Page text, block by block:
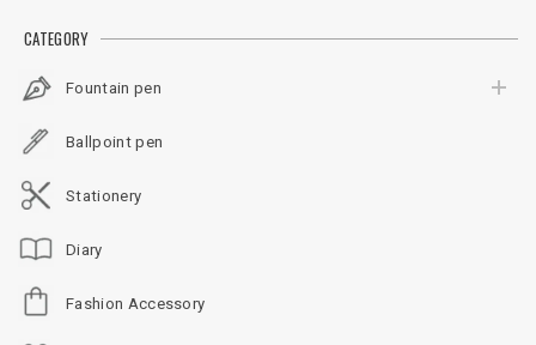
CATEGORY
Fountain pen
Ballpoint pen
Stationery
Diary
Fashion Accessory